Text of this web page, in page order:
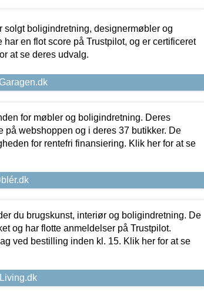
solgt boligindretning, designermøbler og
har en flot score på Trustpilot, og er certificeret
at se deres udvalg.
for møbler og boligindretning. Deres
på webshoppen og i deres 37 butikker. De
for rentefri finansiering. Klik her for at se
du brugskunst, interiør og boligindretning. De
og har flotte anmeldelser på Trustpilot.
ved bestilling inden kl. 15. Klik her for at se